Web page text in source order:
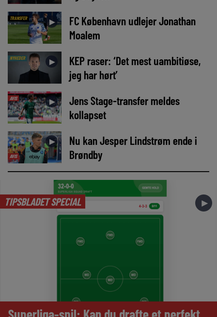
TRANSFER ►
FC København udlejer Jonathan
Moalem
NYHEDER ►
KEP raser: ‘Det mest uambitiøse,
jeg har hørt’
AVIS ►
Jens Stage-transfer meldes
kollapset
AVIS
►
Nu kan Jesper Lindstrøm ende i
Brøndby
TIPSBLADET SPECIAL ►